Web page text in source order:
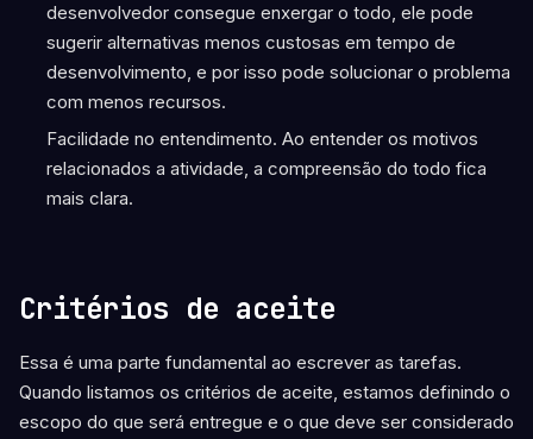
desenvolvedor consegue enxergar o todo, ele pode
sugerir alternativas menos custosas em tempo de
desenvolvimento, e por isso pode solucionar o problema
com menos recursos.
Facilidade no entendimento. Ao entender os motivos
relacionados a atividade, a compreensão do todo fica
mais clara.
Critérios de aceite
Essa é uma parte fundamental ao escrever as tarefas.
Quando listamos os critérios de aceite, estamos definindo o
escopo do que será entregue e o que deve ser considerado